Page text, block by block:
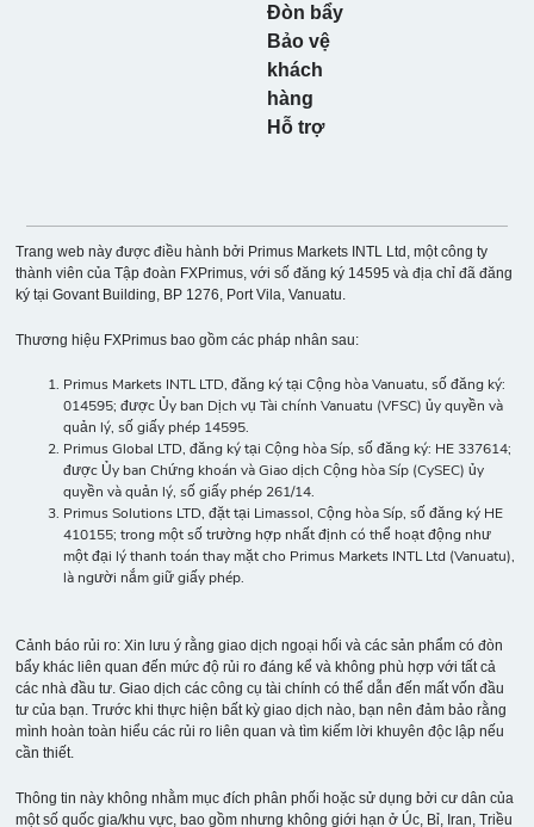
Đòn bẩy
Bảo vệ
khách
hàng
Hỗ trợ
Trang web này được điều hành bởi Primus Markets INTL Ltd, một công ty
thành viên của Tập đoàn FXPrimus, với số đăng ký 14595 và địa chỉ đã đăng
ký tại Govant Building, BP 1276, Port Vila, Vanuatu.
Thương hiệu FXPrimus bao gồm các pháp nhân sau:
Primus Markets INTL LTD, đăng ký tại Cộng hòa Vanuatu, số đăng ký:
014595; được Ủy ban Dịch vụ Tài chính Vanuatu (VFSC) ủy quyền và
quản lý, số giấy phép 14595.
Primus Global LTD, đăng ký tại Cộng hòa Síp, số đăng ký: HE 337614;
được Ủy ban Chứng khoán và Giao dịch Cộng hòa Síp (CySEC) ủy
quyền và quản lý, số giấy phép 261/14.
Primus Solutions LTD, đặt tại Limassol, Cộng hòa Síp, số đăng ký HE
410155; trong một số trường hợp nhất định có thể hoạt động như
một đại lý thanh toán thay mặt cho Primus Markets INTL Ltd (Vanuatu),
là người nắm giữ giấy phép.
Cảnh báo rủi ro: Xin lưu ý rằng giao dịch ngoại hối và các sản phẩm có đòn
bẩy khác liên quan đến mức độ rủi ro đáng kể và không phù hợp với tất cả
các nhà đầu tư. Giao dịch các công cụ tài chính có thể dẫn đến mất vốn đầu
tư của bạn. Trước khi thực hiện bất kỳ giao dịch nào, bạn nên đảm bảo rằng
mình hoàn toàn hiểu các rủi ro liên quan và tìm kiếm lời khuyên độc lập nếu
cần thiết.
Thông tin này không nhằm mục đích phân phối hoặc sử dụng bởi cư dân của
một số quốc gia/khu vực, bao gồm nhưng không giới hạn ở Úc, Bỉ, Iran, Triều